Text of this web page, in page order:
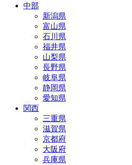
中部
新潟県
富山県
石川県
福井県
山梨県
長野県
岐阜県
静岡県
愛知県
関西
三重県
滋賀県
京都府
大阪府
兵庫県